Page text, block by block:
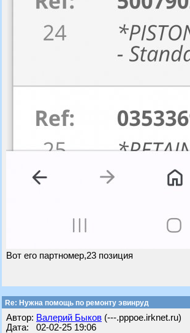
Вот его партномер,23 позиция
Re: Нужна помощь по ремонту эвинруд
Автор: Валерий Быков (---.pppoe.irknet.ru)
Дата: 02-02-25 19:06